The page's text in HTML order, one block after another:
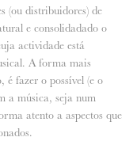
(ou distribuidores) de
e consolidadado o
actividade está
A forma mais
é fazer o possível (e o
a música, seja num
atento a aspectos que